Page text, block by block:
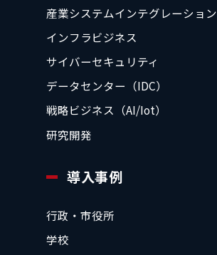
産業システムインテグレーション
インフラビジネス
サイバーセキュリティ
データセンター（IDC）
戦略ビジネス（AI/Iot）
研究開発
導入事例
行政・市役所
学校